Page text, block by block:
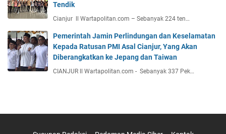
Tendik
Cianjur ll Wartapolitan.com – Sebanyak 224 ten…
Pemerintah Jamin Perlindungan dan Keselamatan
Kepada Ratusan PMI Asal Cianjur, Yang Akan
Diberangkatkan ke Jepang dan Taiwan
CIANJUR ll Wartapolitan.com - Sebanyak 337 Pek…